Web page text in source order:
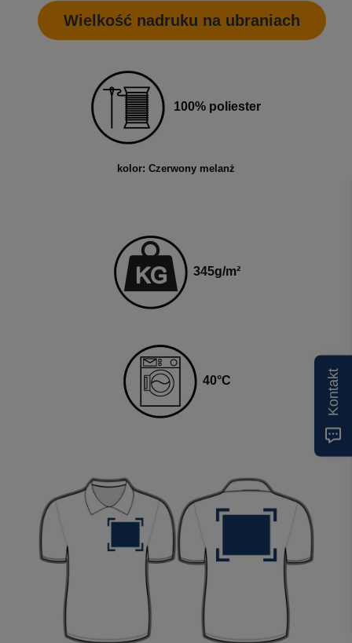
Wielkość nadruku na ubraniach
100% poliester
kolor: Czerwony melanż
345g/m²
40°C Kontakt